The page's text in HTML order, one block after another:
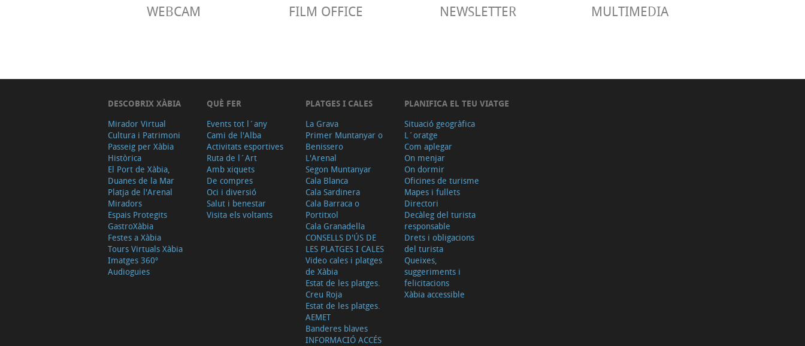
WEBCAM FILM OFFICE NEWSLETTER MULTIMEDIA
DESCOBRIX XÀBIA
Mirador Virtual
Cultura i Patrimoni
Passeig per Xàbia
Històrica
El Port de Xàbia,
Duanes de la Mar
Platja de l'Arenal
Miradors
Espais Protegits
GastroXàbia
Festes a Xàbia
Tours Virtuals Xàbia
Imatges 360º
Audioguies
QUÈ FER
Events tot l´any
Cami de l'Alba
Activitats esportives
Ruta de l´Art
Amb xiquets
De compres
Oci i diversió
Salut i benestar
Visita els voltants
PLATGES I CALES
La Grava
Primer Muntanyar o
Benissero
L'Arenal
Segon Muntanyar
Cala Blanca
Cala Sardinera
Cala Barraca o
Portitxol
Cala Granadella
CONSELLS D'ÚS DE
LES PLATGES I CALES
Video cales i platges
de Xàbia
Estat de les platges.
Creu Roja
Estat de les platges.
AEMET
Banderes blaves
INFORMACIÓ ACCÉS
PLANIFICA EL TEU VIATGE
Situació geogràfica
L´oratge
Com aplegar
On menjar
On dormir
Oficines de turisme
Mapes i fullets
Directori
Decàleg del turista
responsable
Drets i obligacions
del turista
Queixes,
suggeriments i
felicitacions
Xàbia accessible